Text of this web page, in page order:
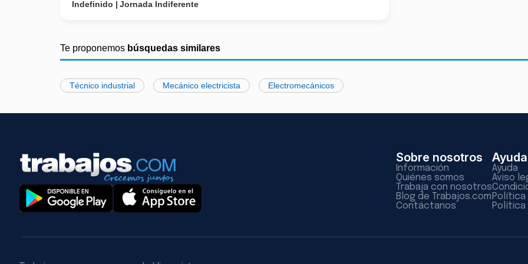
Indefinido
Jornada Indiferente
Te proponemos búsquedas similares
Técnico industrial Mecánico electricista Electromecánicos
Sobre nosotros
Información
Quiénes somos
Trabaja con nosotros
Blog de Trabajos.com
Contáctanos
Ayuda
Ayuda
Aviso
Política